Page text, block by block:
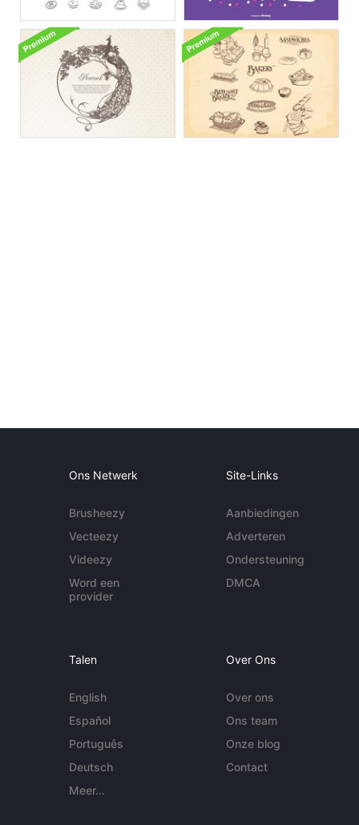
Ons Netwerk
Brusheezy
Vecteezy
Videezy
Word een
provider
Site-Links
Aanbiedingen
Adverteren
Ondersteuning
DMCA
Talen
English
Español
Português
Deutsch
Meer...
Over Ons
Over ons
Ons team
Onze blog
Contact